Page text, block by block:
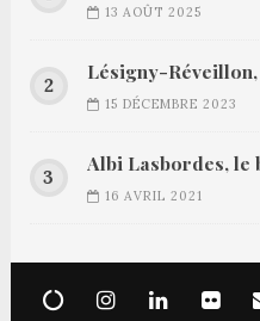
13 AOÛT 2025
Lésigny-
15 DÉCEMBRE 2023
Albi Lasbordes,
16 AVRIL 2021